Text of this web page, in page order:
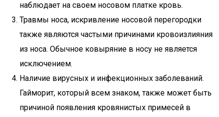
наблюдает на своем носовом платке кровь.
Травмы носа, искривление носовой перегородки
также являются частыми причинами кровоизлияния
из носа. Обычное ковыряние в носу не является
исключением.
Наличие вирусных и инфекционных заболеваний.
Гайморит, который всем знаком, также может быть
причиной появления кровянистых примесей в